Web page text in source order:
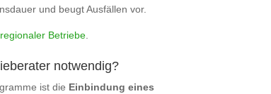
und beugt Ausfällen vor.
Betriebe.
notwendig?
ist die Einbindung eines